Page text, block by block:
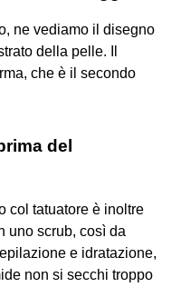
ne vediamo il disegno
della pelle. Il
che è il secondo
del
col tatuatore è inoltre
uno scrub, così da
e idratazione,
non si secchi troppo